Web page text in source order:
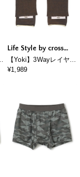
Life Style by cross
marche
【Yoki】3Wayレイヤー
ドマルチグローブ
¥1,989